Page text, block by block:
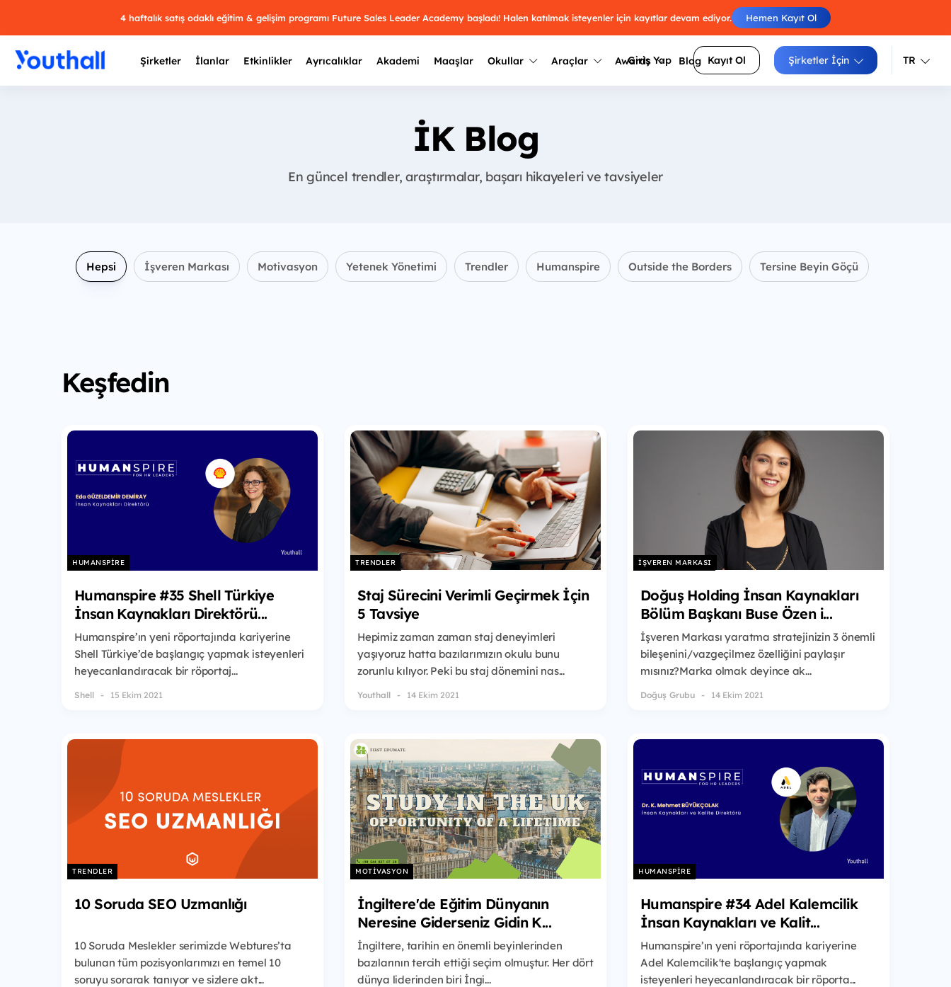
4 haftalık satış odaklı eğitim & gelişim programı Future Sales Leader Academy başladı! Halen katılmak isteyenler için kayıtlar devam ediyor. Hemen Kayıt Ol
Şirketler İlanlar Etkinlikler Ayrıcalıklar Akademi Maaşlar Okullar
Üniversite kulüplerini ve topluluklarını
keşfet.
Türkiye ve dünyadaki üniversiteler
Araçlar Awards
Youth Awards 2026
2025Kazananları
2024Kazananları
Blog
Giriş Yap Kayıt Ol Şirketler İçin TR
İK Blog
En güncel trendler, araştırmalar, başarı hikayeleri ve tavsiyeler
Hepsi İşveren Markası Motivasyon Yetenek Yönetimi Trendler Humanspire Outside the Borders Tersine Beyin Göçü
Keşfedin
HUMANSPIRE
Humanspire #35 Shell Türkiye
İnsan Kaynakları Direktörü...
Humanspire’ın yeni röportajında kariyerine
Shell Türkiye’de başlangıç yapmak isteyenleri
heyecanlandıracak bir röportaj...
Shell 15 Ekim 2021
TRENDLER
Staj Sürecini Verimli Geçirmek İçin
5 Tavsiye
Hepimiz zaman zaman staj deneyimleri
yaşıyoruz hatta bazılarımızın okulu bunu
zorunlu kılıyor. Peki bu staj dönemini nas...
Youthall 14 Ekim 2021
İŞVEREN MARKASI
Doğuş Holding İnsan Kaynakları
Bölüm Başkanı Buse Özen i...
İşveren Markası yaratma stratejinizin 3 önemli
bileşenini/vazgeçilmez özelliğini paylaşır
mısınız?Marka olmak deyince ak...
Doğuş Grubu 14 Ekim 2021
TRENDLER
10 Soruda SEO Uzmanlığı
10 Soruda Meslekler serimizde Webtures’ta
bulunan tüm pozisyonlarımızı en temel 10
soruyu sorarak tanıyor ve sizlere akt...
MOTIVASYON
İngiltere'de Eğitim Dünyanın
Neresine Giderseniz Gidin K...
İngiltere, tarihin en önemli beyinlerinden
bazılarının tercih ettiği seçim olmuştur. Her dört
dünya liderinden biri İngi...
HUMANSPIRE
Humanspire #34 Adel Kalemcilik
İnsan Kaynakları ve Kalit...
Humanspire’ın yeni röportajında kariyerine
Adel Kalemcilik'te başlangıç yapmak
isteyenleri heyecanlandıracak bir röporta...